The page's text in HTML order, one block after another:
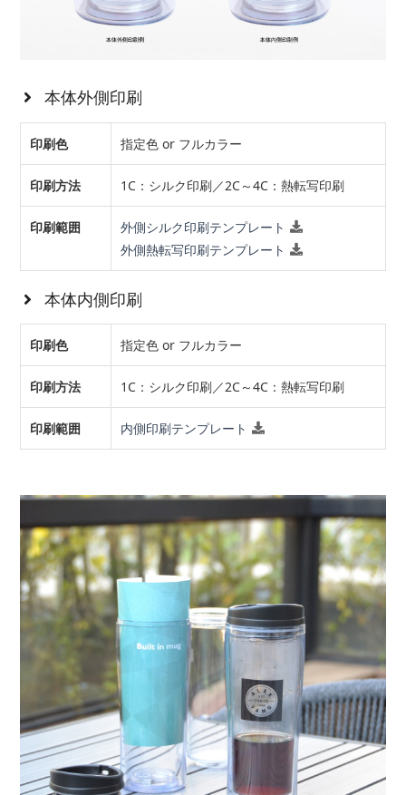
本体外側印刷
印刷色 指定色 or フルカラー
印刷方法 1C：シルク印刷／2C～4C：熱転写印刷
印刷範囲
外側シルク印刷テンプレート
外側熱転写印刷テンプレート
本体内側印刷
印刷色 指定色 or フルカラー
印刷方法 1C：シルク印刷／2C～4C：熱転写印刷
印刷範囲 内側印刷テンプレート